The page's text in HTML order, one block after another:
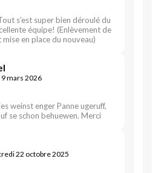
s’est super bien déroulé du
équipe! (Enlèvement de
mise en place du nouveau)
mars 2026
weinst enger Panne ugeruff,
se schon behuewen. Merci
22 octobre 2025